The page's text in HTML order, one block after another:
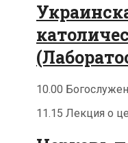
10.00
11.15 Лекция о